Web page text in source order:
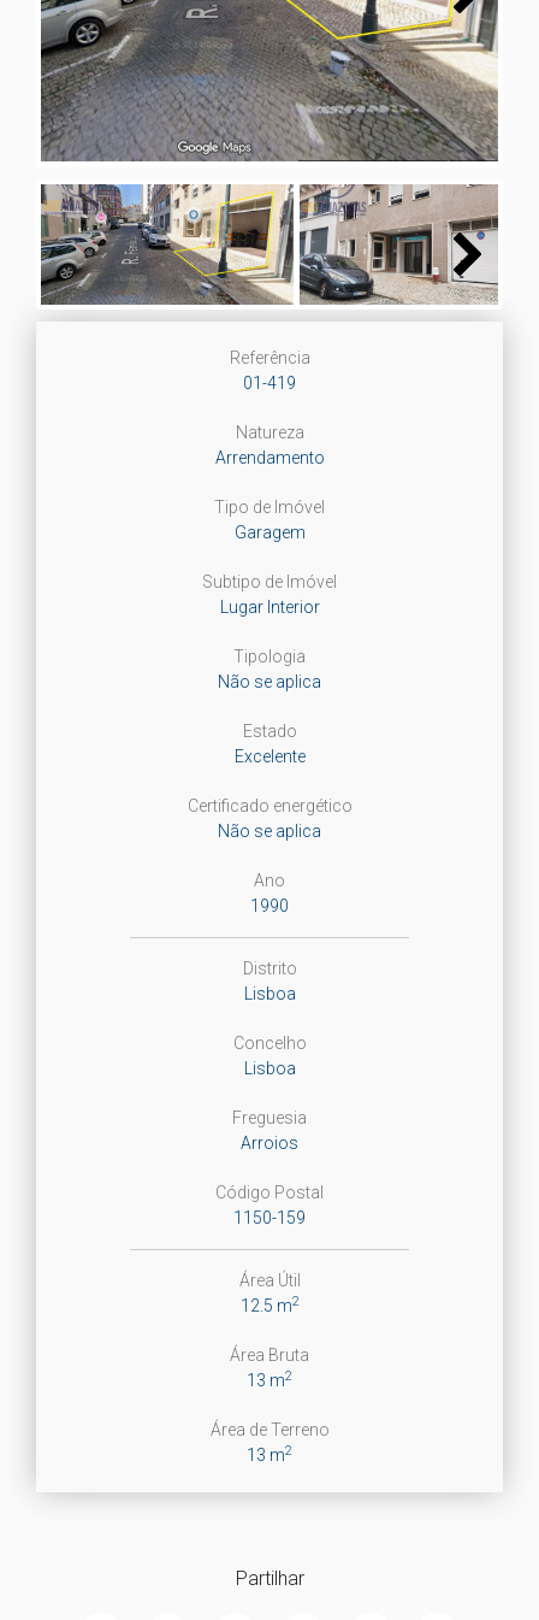
Next
Next
Referência
01-419
Natureza
Arrendamento
Tipo de Imóvel
Garagem
Subtipo de Imóvel
Lugar Interior
Tipologia
Não se aplica
Estado
Excelente
Certificado energético
Não se aplica
Ano
1990
Distrito
Lisboa
Concelho
Lisboa
Freguesia
Arroios
Código Postal
1150-159
Área Útil
12.5 m2
Área Bruta
13 m2
Área de Terreno
13 m2
Partilhar